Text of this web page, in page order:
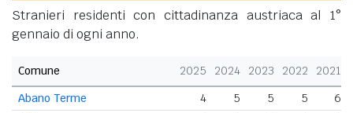
Stranieri residenti con cittadinanza austriaca al 1°
gennaio di ogni anno.
Comune 2025 2024 2023 2022 2021
Abano Terme
4 5 5 5
6